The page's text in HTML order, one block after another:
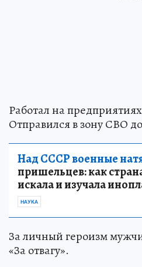
Работал на
Отправился в зону СВО
Над СССР военные
пришельцев: как
искала и изучала
НАУКА
За личный героизм
«За отвагу».